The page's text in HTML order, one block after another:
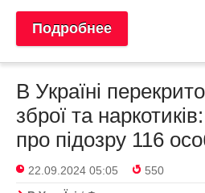
Подробнее
В Україні
зброї та
про підозру 116
22.09.2024 05:05
550